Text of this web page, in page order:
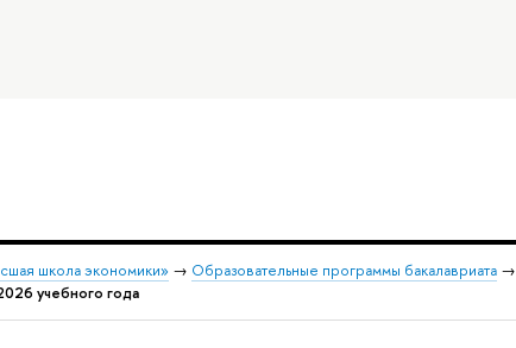
школа экономики» → Образовательные программы бакалавриата→
учебного года